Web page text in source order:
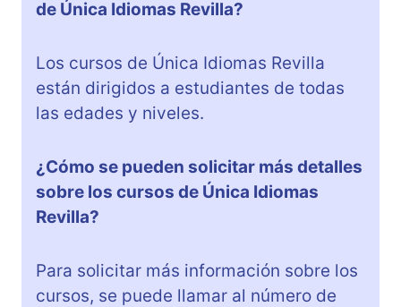
de Única Idiomas Revilla?
Los cursos de Única Idiomas Revilla
están dirigidos a estudiantes de todas
las edades y niveles.
¿Cómo se pueden solicitar más detalles
sobre los cursos de Única Idiomas
Revilla?
Para solicitar más información sobre los
cursos, se puede llamar al número de